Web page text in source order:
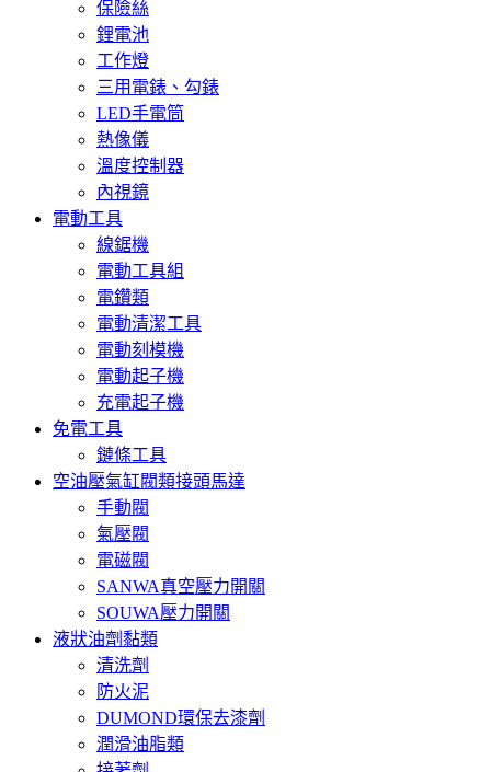
保險絲
鋰電池
工作燈
三用電錶、勾錶
LED手電筒
熱像儀
溫度控制器
內視鏡
電動工具
線鋸機
電動工具組
電鑽類
電動清潔工具
電動刻模機
電動起子機
充電起子機
免電工具
鏈條工具
空油壓氣缸閥類接頭馬達
手動閥
氣壓閥
電磁閥
SANWA真空壓力開關
SOUWA壓力開關
液狀油劑黏類
清洗劑
防火泥
DUMOND環保去漆劑
潤滑油脂類